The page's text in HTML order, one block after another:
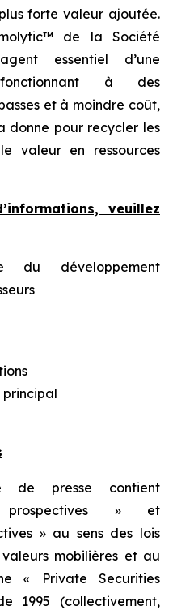
forte valeur ajoutée.
de la Société
essentiel d’une
à des
et à moindre coût,
donne pour recycler les
valeur en ressources
veuillez
du développement
principal
de presse contient
» et
» au sens des lois
mobilières et au
« Private Securities
1995 (collectivement,